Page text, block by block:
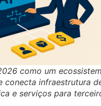
como um
conecta infraestrutura
e serviços para